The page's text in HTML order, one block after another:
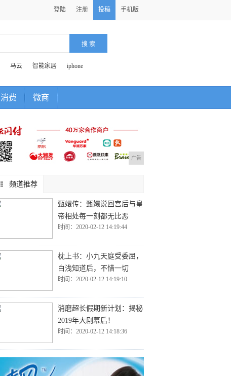
登陆 注册 投稿 手机版
马云 智能家居 iphone
消费 微商
广告
频道推荐
甄嬛传：甄嬛说回宫后与皇
帝相处每一刻都无比恶
时间：2020-02-12 14:19:44
枕上书：小九天庭受委屈，
白浅知道后，不惜一切
时间：2020-02-12 14:19:10
消磨超长假期新计划：揭秘
2019年大剧幕后！
时间：2020-02-12 14:18:36